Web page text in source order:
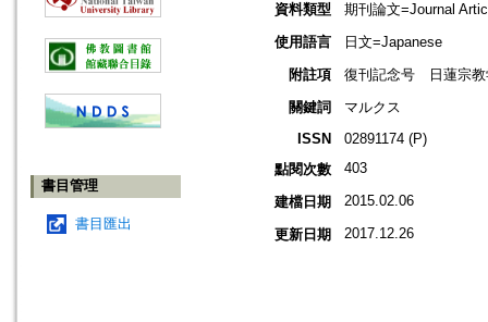
書目管理
書目匯出
資料類型
期刊論文=Journal
使用語言
日文=Japanese
附註項
復刊記念号 日蓮宗教
關鍵詞
マルクス
ISSN
02891174 (P)
點閱次數
403
建檔日期 2015.02.06
更新日期 2017.12.26